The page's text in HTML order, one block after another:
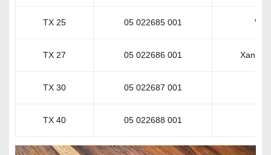
TX 25 05 022685 001
TX 27 05 022686 001 Xanh
TX 30 05 022687 001
TX 40 05 022688 001